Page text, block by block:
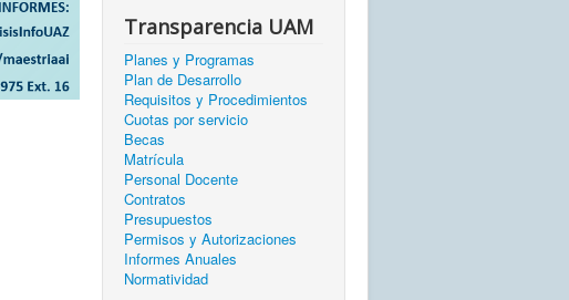
Transparencia UAM
Planes y Programas
Plan de Desarrollo
Requisitos y Procedimientos
Cuotas por servicio
Becas
Matrícula
Personal Docente
Contratos
Presupuestos
Permisos y Autorizaciones
Informes Anuales
Normatividad